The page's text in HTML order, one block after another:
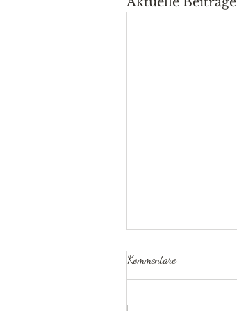
Kommentare